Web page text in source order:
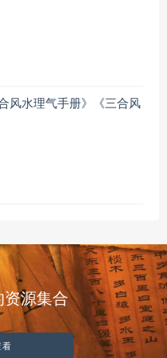
风水理气手册》《三合风
资源集合
看